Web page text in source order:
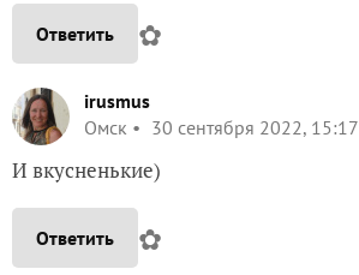
Ответить ✿
irusmus
Омск
30 сентября 2022, 15:17
И вкусненькие)
Ответить ✿